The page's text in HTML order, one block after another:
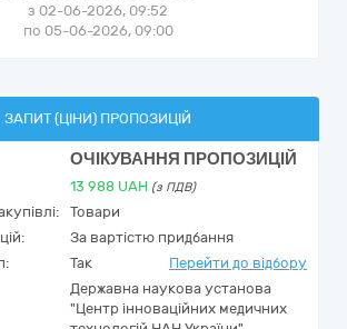
з 02-06-2026, 09:52
по 05-06-2026, 09:00
ЗАПИТ (ЦІНИ) ПРОПОЗИЦІЙ
ОЧІКУВАННЯ ПРОПОЗИЦІЙ
13 988 UAH (з ПДВ)
Товари
За вартістю придбання
Так Перейти до відбору
Державна наукова установа
"Центр інноваційних медичних